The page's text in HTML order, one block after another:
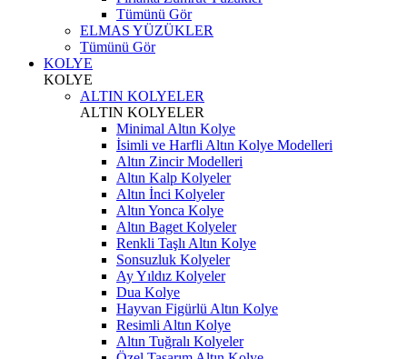
Tümünü Gör
ELMAS YÜZÜKLER
Tümünü Gör
KOLYE
KOLYE
ALTIN KOLYELER
ALTIN KOLYELER
Minimal Altın Kolye
İsimli ve Harfli Altın Kolye Modelleri
Altın Zincir Modelleri
Altın Kalp Kolyeler
Altın İnci Kolyeler
Altın Yonca Kolye
Altın Baget Kolyeler
Renkli Taşlı Altın Kolye
Sonsuzluk Kolyeler
Ay Yıldız Kolyeler
Dua Kolye
Hayvan Figürlü Altın Kolye
Resimli Altın Kolye
Altın Tuğralı Kolyeler